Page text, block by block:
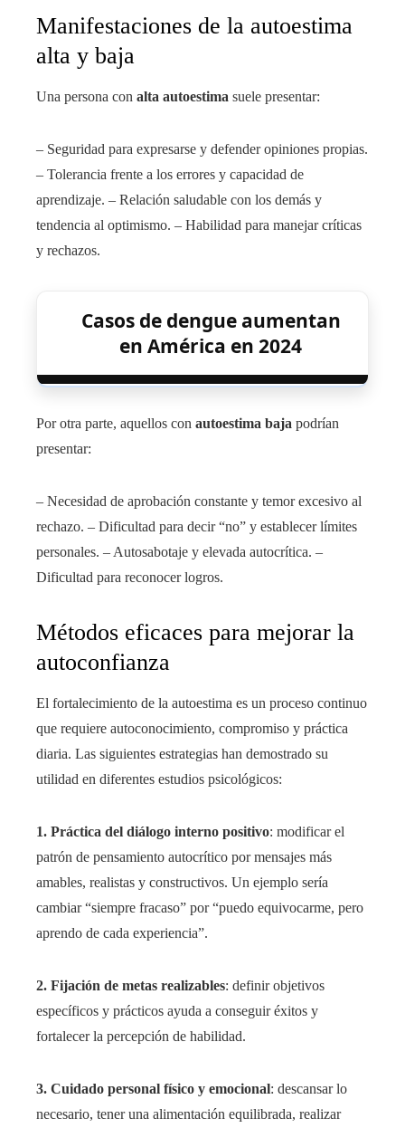
Manifestaciones de la autoestima
alta y baja
Una persona con alta autoestima suele presentar:
– Seguridad para expresarse y defender opiniones propias.
– Tolerancia frente a los errores y capacidad de
aprendizaje. – Relación saludable con los demás y
tendencia al optimismo. – Habilidad para manejar críticas
y rechazos.
Casos de dengue aumentan
en América en 2024
Por otra parte, aquellos con autoestima baja podrían
presentar:
– Necesidad de aprobación constante y temor excesivo al
rechazo. – Dificultad para decir “no” y establecer límites
personales. – Autosabotaje y elevada autocrítica. –
Dificultad para reconocer logros.
Métodos eficaces para mejorar la
autoconfianza
El fortalecimiento de la autoestima es un proceso continuo
que requiere autoconocimiento, compromiso y práctica
diaria. Las siguientes estrategias han demostrado su
utilidad en diferentes estudios psicológicos:
1. Práctica del diálogo interno positivo: modificar el
patrón de pensamiento autocrítico por mensajes más
amables, realistas y constructivos. Un ejemplo sería
cambiar “siempre fracaso” por “puedo equivocarme, pero
aprendo de cada experiencia”.
2. Fijación de metas realizables: definir objetivos
específicos y prácticos ayuda a conseguir éxitos y
fortalecer la percepción de habilidad.
3. Cuidado personal físico y emocional: descansar lo
necesario, tener una alimentación equilibrada, realizar